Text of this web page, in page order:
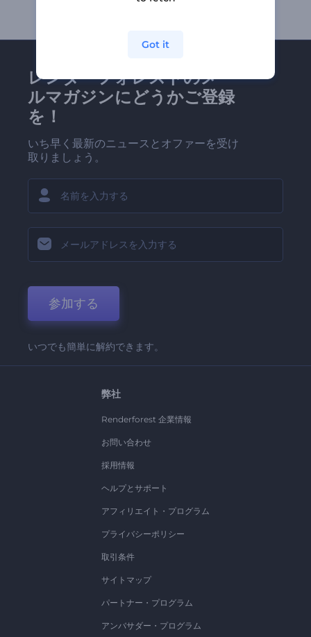
レンダーフォレストのメー
ルマガジンにどうかご登録
を！
いち早く最新のニュースとオファーを受け
取りましょう。
参加する
いつでも簡単に解約できます。
弊社
Renderforest 企業情報
お問い合わせ
採用情報
ヘルプとサポート
アフィリエイト・プログラム
プライバシーポリシー
取引条件
サイトマップ
パートナー・プログラム
アンバサダー・プログラム
Got it